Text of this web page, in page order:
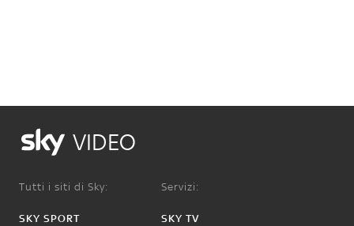
VIDEO
Tutti i siti di Sky:
SKY SPORT
Servizi:
SKY TV